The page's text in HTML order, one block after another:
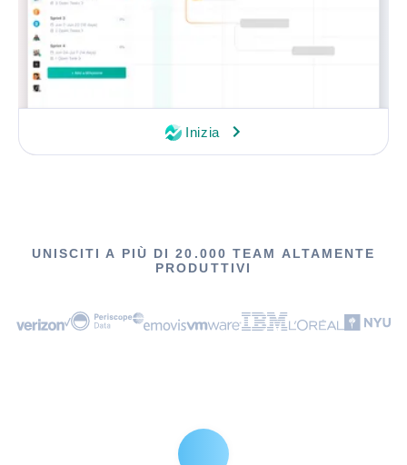
Inizia
UNISCITI A PIÙ DI 20.000 TEAM ALTAMENTE
PRODUTTIVI